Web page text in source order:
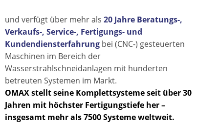
und verfügt über mehr als 20 Jahre Beratungs-,
Verkaufs-, Service-, Fertigungs- und
Kundendiensterfahrung bei (CNC-) gesteuerten
Maschinen im Bereich der
Wasserstrahlschneidanlagen mit hunderten
betreuten Systemen im Markt.
OMAX stellt seine Komplettsysteme seit über 30
Jahren mit höchster Fertigungstiefe her –
insgesamt mehr als 7500 Systeme weltweit.